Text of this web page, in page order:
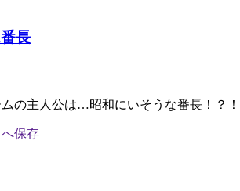
長
ムの主人公は…昭和にいそうな番長！？